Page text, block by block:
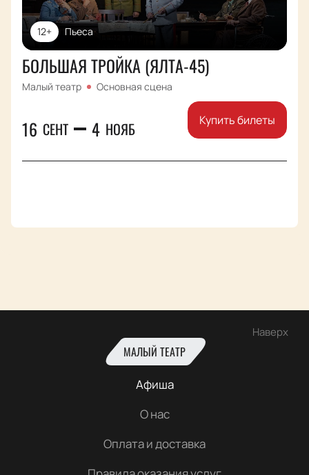
Пьеса
12+
БОЛЬШАЯ ТРОЙКА (ЯЛТА-45)
Малый театр Основная сцена
16 СЕНТ 4 НОЯБ Купить билеты
Наверх
МАЛЫЙ ТЕАТР
Афиша
О нас
Оплата и доставка